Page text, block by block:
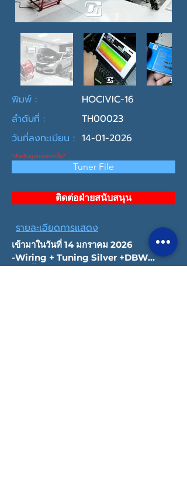
พิมพ์ :
HOCIVIC-16
ลำดับที่ :
TH00023
วันที่ลงทะเบียน : 14-01-2026
*สำหรับจูนเนอร์เท่านั้น*
Tuner File
ติดต่อฝ่ายสนับสนุน
รายละเอียดการแสดง
เข้ามาในวันที่ 14 มกราคม 2026
-Wiring + Tuning Silver +DBW